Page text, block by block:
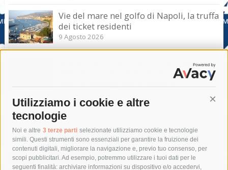
Utilizziamo i cookie e altre
tecnologie
Noi e altre 3 terze parti selezionate utilizziamo cookie e tecnologie
simili. Questi strumenti sono essenziali per garantire la fruizione dei
contenuti digitali, migliorare la navigazione e, previo tuo consenso, per
scopi pubblicitari. Ad esempio, potremmo utilizzare i tuoi dati per le
seguenti finalità: archiviare informazioni su dispositivo e/o accedervi,
Vie del mare nel golfo di Napoli, la truffa
dei ticket residenti
9 Agosto 2026
Massa Lubrense. Sicurezza in mare
nell’Amp Punta Campanella, incontro
Tag
acqua allerta meteo
anas